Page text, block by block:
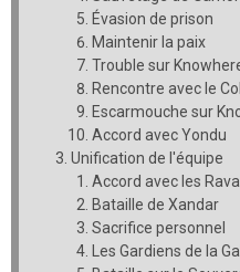
Évasion de prison
Maintenir la paix
Trouble sur
Rencontre avec le
Escarmouche sur
Accord avec Yondu
Unification de l'équipe
Accord avec les
Bataille de Xandar
Sacrifice personnel
Les Gardiens de la